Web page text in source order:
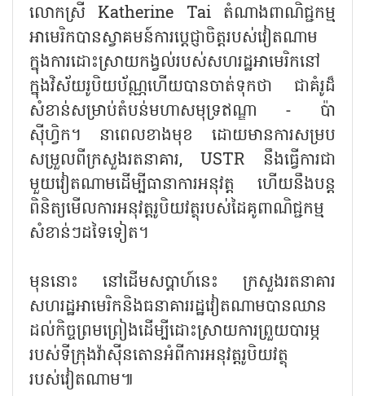
លោកស្រី Katherine Tai តំណាងពាណិជ្ជកម្ម
អាមេរិកបានស្វាគមន៍ការប្តេជ្ញាចិត្តរបស់វៀតណាម
ក្នុងការដោះស្រាយកង្វល់របស់សហរដ្ឋអាមេរិកនៅ
ក្នុងវិស័យរូបិយប័ណ្ណហើយបានចាត់ទុកថា ជាគំរូដ៏
សំខាន់សម្រាប់តំបន់មហាសមុទ្រឥណ្ឌា - ប៉ា
ស៊ីហ្វិក។ នាពេលខាងមុខ ដោយមានការសម្រប
សម្រួលពីក្រសួងរតនាគារ, USTR នឹងធ្វើការជា
មួយវៀតណាមដើម្បីធានាការអនុវត្ត ហើយនឹងបន្ត
ពិនិត្យមើលការអនុវត្តរូបិយវត្ថុរបស់ដៃគូពាណិជ្ជកម្ម
សំខាន់ៗដទៃទៀត។
មុននោះ នៅដើមសប្តាហ៍នេះ ក្រសួងរតនាគារ
សហរដ្ឋអាមេរិកនិងធនាគាររដ្ឋវៀតណាមបានឈាន
ដល់កិច្ចព្រមព្រៀងដើម្បីដោះស្រាយការព្រួយបារម្ភ
របស់ទីក្រុងវ៉ាស៊ីនតោនអំពីការអនុវត្តរូបិយវត្ថុ
របស់វៀតណាម៕